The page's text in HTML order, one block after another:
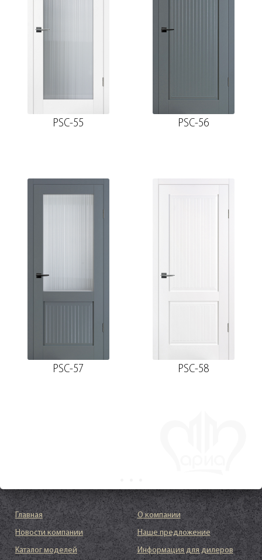
PSC-55 PSC-56
PSC-57 PSC-58
Главная
О компании
Новости компании
Наше предложение
Каталог моделей
Информация для дилеров